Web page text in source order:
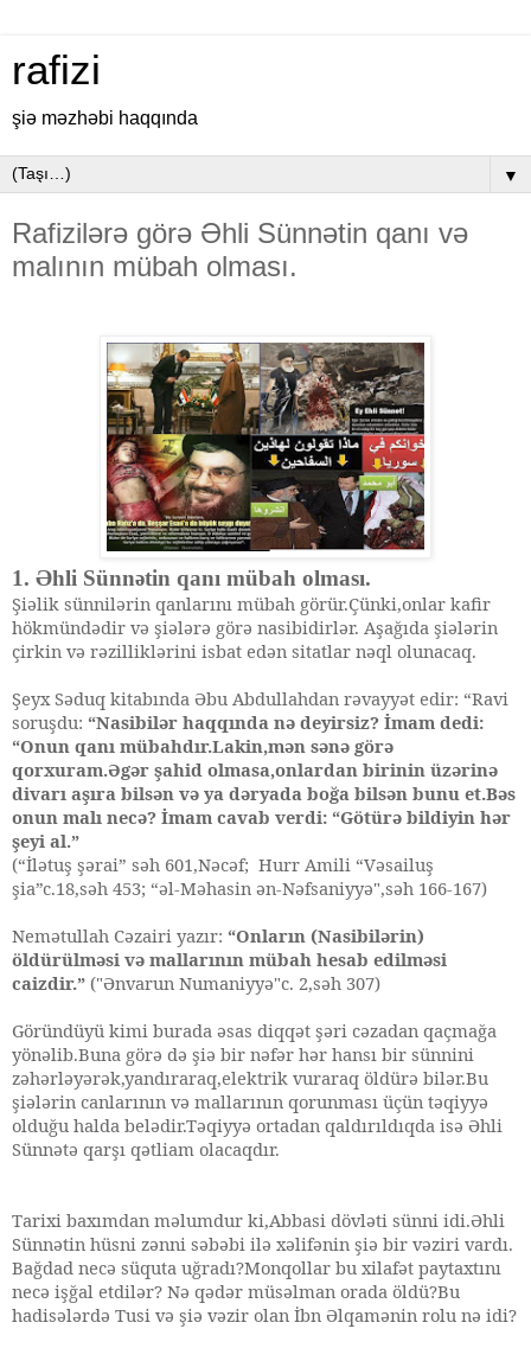
rafizi
şiə məzhəbi haqqında
▼
Rafizilərə görə Əhli Sünnətin qanı və
malının mübah olması.
1. Əhli Sünnətin qanı mübah olması.
Şiəlik sünnilərin qanlarını mübah görür.Çünki,onlar kafir
hökmündədir və şiələrə görə nasibidirlər. Aşağıda şiələrin
çirkin və rəzilliklərini isbat edən sitatlar nəql olunacaq.
Şeyx Səduq kitabında Əbu Abdullahdan rəvayyət edir: “Ravi
soruşdu: “Nasibilər haqqında nə deyirsiz? İmam dedi:
“Onun qanı mübahdır.Lakin,mən sənə görə
qorxuram.Əgər şahid olmasa,onlardan birinin üzərinə
divarı aşıra bilsən və ya dəryada boğa bilsən bunu et.Bəs
onun malı necə? İmam cavab verdi: “Götürə bildiyin hər
şeyi al.”
(“İlətuş şərai” səh 601,Nəcəf; Hurr Amili “Vəsailuş
şia”c.18,səh 453; “əl-Məhasin ən-Nəfsaniyyə",səh 166-167)
Nemətullah Cəzairi yazır: “Onların (Nasibilərin)
öldürülməsi və mallarının mübah hesab edilməsi
caizdir.” ("Ənvarun Numaniyyə"c. 2,səh 307)
Göründüyü kimi burada əsas diqqət şəri cəzadan qaçmağa
yönəlib.Buna görə də şiə bir nəfər hər hansı bir sünnini
zəhərləyərək,yandıraraq,elektrik vuraraq öldürə bilər.Bu
şiələrin canlarının və mallarının qorunması üçün təqiyyə
olduğu halda belədir.Təqiyyə ortadan qaldırıldıqda isə Əhli
Sünnətə qarşı qətliam olacaqdır.
Tarixi baxımdan məlumdur ki,Abbasi dövləti sünni idi.Əhli
Sünnətin hüsni zənni səbəbi ilə xəlifənin şiə bir vəziri vardı.
Bağdad necə süquta uğradı?Monqollar bu xilafət paytaxtını
necə işğal etdilər? Nə qədər müsəlman orada öldü?Bu
hadisələrdə Tusi və şiə vəzir olan İbn Əlqamənin rolu nə idi?